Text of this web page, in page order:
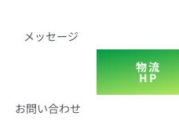
メッセージ
お問い合わせ
物流
HP